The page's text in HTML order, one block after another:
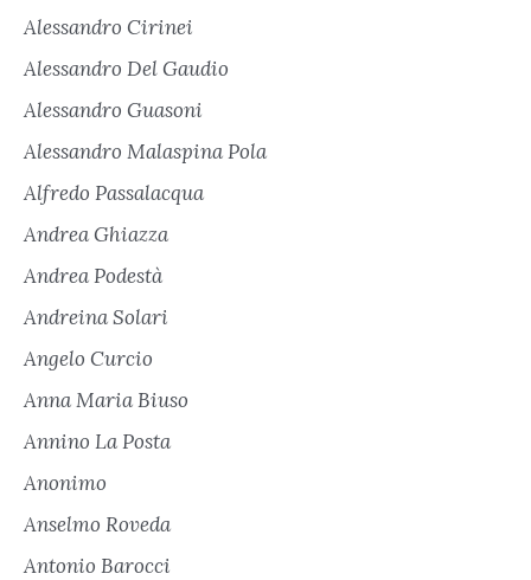
Alessandro Cirinei
Alessandro Del Gaudio
Alessandro Guasoni
Alessandro Malaspina Pola
Alfredo Passalacqua
Andrea Ghiazza
Andrea Podestà
Andreina Solari
Angelo Curcio
Anna Maria Biuso
Annino La Posta
Anonimo
Anselmo Roveda
Antonio Barocci